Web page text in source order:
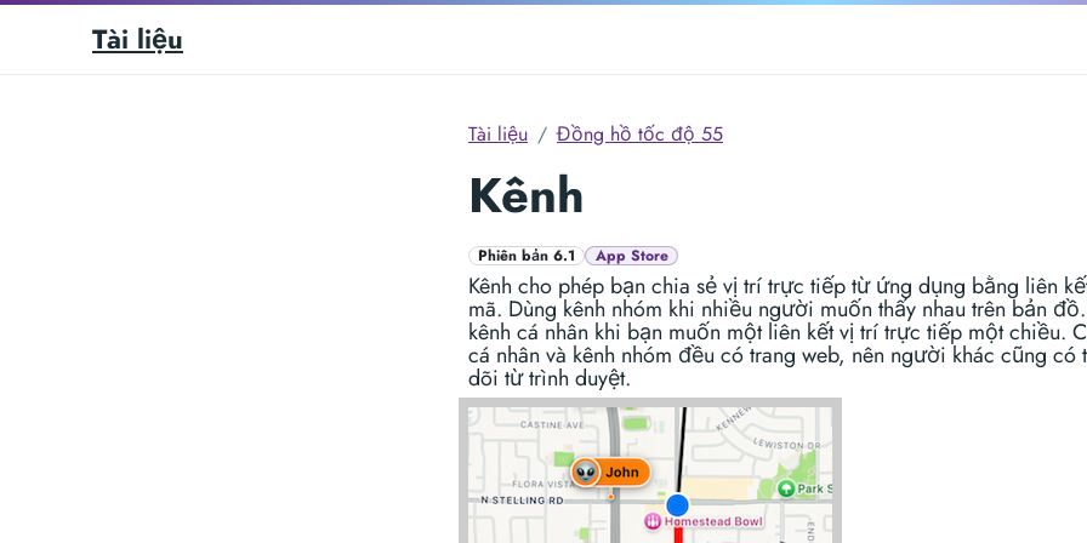
Tài liệu
Tài liệu Đồng hồ tốc độ 55
Kênh
Phiên bản 6.1 App Store
Kênh cho phép bạn chia sẻ vị trí trực tiếp từ ứng dụng bằng liên
mã. Dùng kênh nhóm khi nhiều người muốn thấy nhau trên bản
kênh cá nhân khi bạn muốn một liên kết vị trí trực tiếp một chiều.
cá nhân và kênh nhóm đều có trang web, nên người khác cũng có
dõi từ trình duyệt.